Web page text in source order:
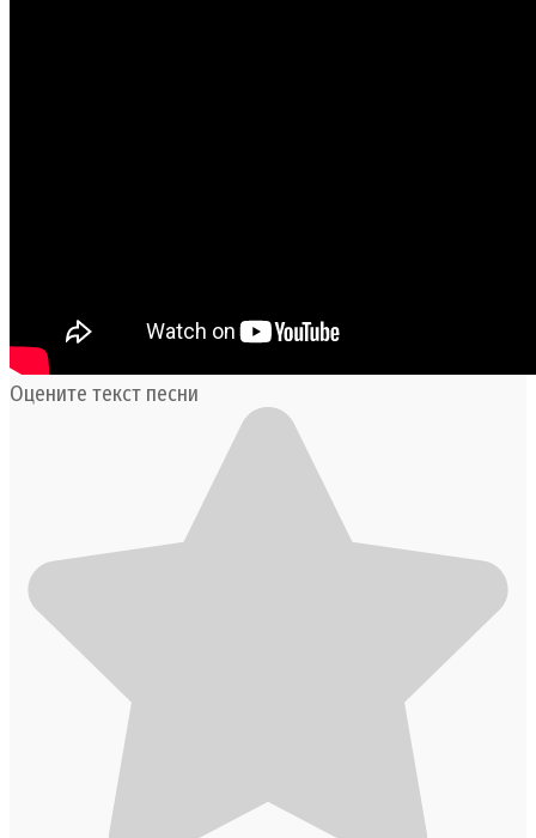
Оцените текст песни